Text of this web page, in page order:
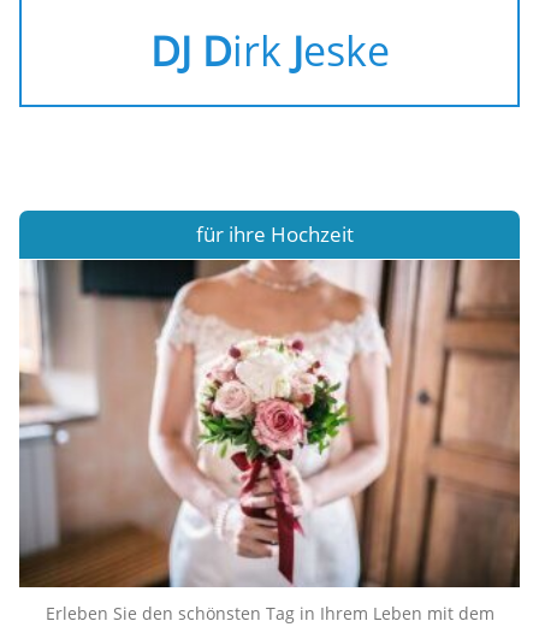
DJ Dirk Jeske
für ihre Hochzeit
Erleben Sie den schönsten Tag in Ihrem Leben mit dem